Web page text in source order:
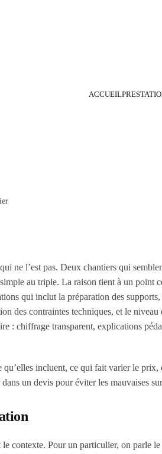
ACCUEIL
ne l’est pas. Deux chantiers qui
au triple. La raison tient à un point
qui inclut la préparation des supports,
des contraintes techniques, et le
: chiffrage transparent, explications
qu’elles incluent, ce qui fait varier le prix,
un devis pour éviter les mauvaises
contexte. Pour un particulier, on parle